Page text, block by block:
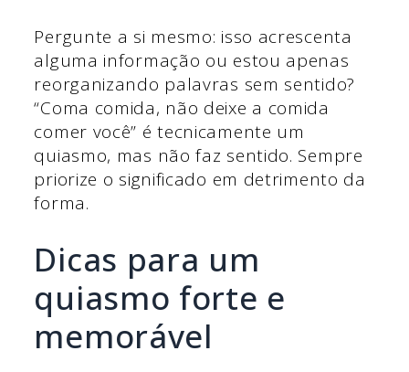
Pergunte a si mesmo: isso acrescenta
alguma informação ou estou apenas
reorganizando palavras sem sentido?
“Coma comida, não deixe a comida
comer você” é tecnicamente um
quiasmo, mas não faz sentido. Sempre
priorize o significado em detrimento da
forma.
Dicas para um
quiasmo forte e
memorável